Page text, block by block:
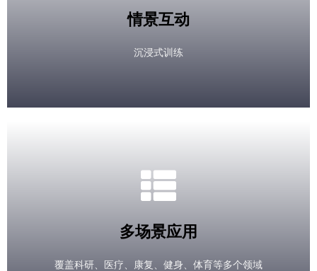
情景互动
沉浸式训练
多场景应用
覆盖科研、医疗、康复、健身、体育等多个领域